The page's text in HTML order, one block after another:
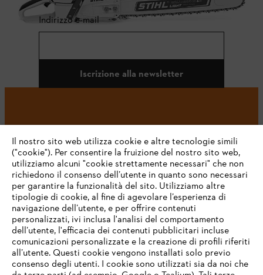
Indirizzo e-mail
Iscrizione alla newsletter
#STIHL
L’azienda
Il nostro sito web utilizza cookie e altre tecnologie simili
("cookie"). Per consentire la fruizione del nostro sito web,
utilizziamo alcuni "cookie strettamente necessari" che non
richiedono il consenso dell’utente in quanto sono necessari
per garantire la funzionalità del sito. Utilizziamo altre
tipologie di cookie, al fine di agevolare l’esperienza di
navigazione dell’utente, e per offrire contenuti
personalizzati, ivi inclusa l'analisi del comportamento
dell’utente, l'efficacia dei contenuti pubblicitari incluse
comunicazioni personalizzate e la creazione di profili riferiti
all’utente. Questi cookie vengono installati solo previo
consenso degli utenti. I cookie sono utilizzati sia da noi che